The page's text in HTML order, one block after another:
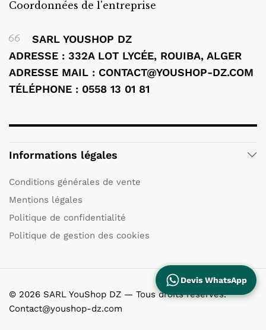
Coordonnées de l'entreprise
SARL YOUSHOP DZ
ADRESSE : 332A LOT LYCÉE, ROUIBA, ALGER
ADRESSE MAIL : CONTACT@YOUSHOP-DZ.COM
TÉLÉPHONE : 0558 13 01 81
Informations légales
Conditions générales de vente
Mentions légales
Politique de confidentialité
Politique de gestion des cookies
© 2026 SARL YouShop DZ — Tous droits réservés.
Contact@youshop-dz.com
Devis WhatsApp